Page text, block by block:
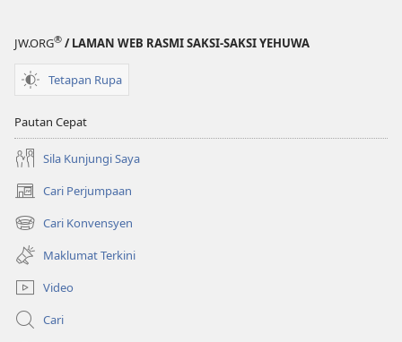
JW.ORG® / LAMAN WEB RASMI SAKSI-SAKSI YEHUWA
Tetapan Rupa
Pautan Cepat
Sila Kunjungi Saya
Cari Perjumpaan
(membuka
tetingkap
baharu)
Cari Konvensyen
(membuka
tetingkap
baharu)
Maklumat Terkini
Video
Cari